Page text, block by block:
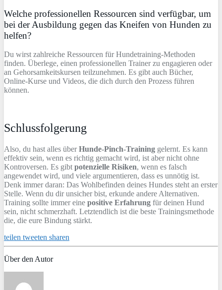
Welche professionellen Ressourcen sind verfügbar, um
bei der Ausbildung gegen das Kneifen von Hunden zu
helfen?
Du wirst zahlreiche Ressourcen für Hundetraining-Methoden
finden. Überlege, einen professionellen Trainer zu engagieren oder
an Gehorsamkeitskursen teilzunehmen. Es gibt auch Bücher,
Online-Kurse und Videos, die dich durch den Prozess führen
können.
Schlussfolgerung
Also, du hast alles überHunde-Pinch-Training gelernt. Es kann
effektiv sein, wenn es richtig gemacht wird, ist aber nicht ohne
Kontroversen. Es gibt potenzielle Risiken, wenn es falsch
angewendet wird, und viele argumentieren, dass es unnötig ist.
Denk immer daran: Das Wohlbefinden deines Hundes steht an erster
Stelle. Wenn du dir unsicher bist, erkunde andere Alternativen.
Training sollte immer eine positive Erfahrung für deinen Hund
sein, nicht schmerzhaft. Letztendlich ist die beste Trainingsmethode
die, die eure Bindung stärkt.
teilen tweeten sharen
Über den Autor